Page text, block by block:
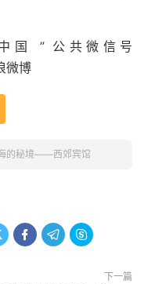
国 ” 公共微信号
微博
的秘境——西郊宾馆
  
下一篇